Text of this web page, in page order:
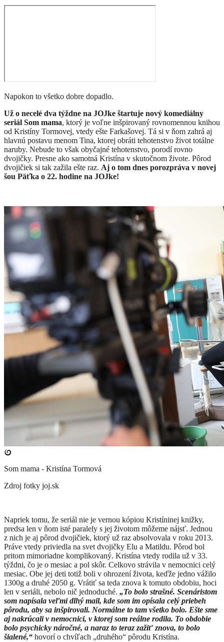
Napokon to všetko dobre dopadlo.
Už o necelé dva týždne na JOJke štartuje nový komediálny
seriál Som mama, ktorý je voľne inšpirovaný rovnomennou knihou
od Kristíny Tormovej, vtedy ešte Farkašovej. Tá si v ňom zahrá aj
hlavnú postavu menom Tina, ktorej obráti tehotenstvo život totálne
naruby. Nebude to však obyčajné tehotenstvo, porodí rovno
dvojičky. Presne ako samotná Kristína v skutočnom živote. Pôrod
dvojičiek si tak zažila ešte raz. Aj o tom dnes porozpráva v novej
šou Päťka o 22. hodine na JOJke!
Som mama - Kristína Tormová
Zdroj fotky joj.sk
Napriek tomu, že seriál nie je vernou kópiou Kristíninej knižky,
predsa len v ňom isté paralely s jej životom môžeme nájsť. Jednou
z nich je aj pôrod dvojičiek, ktorý už raz absolvovala v roku 2013.
Práve vtedy priviedla na svet dvojičky Elu a Matildu. Pôrod bol
pritom mimoriadne komplikovaný. Kristína vtedy rodila už v 33.
týždni, čo je o mesiac a pol skôr. Celkovo strávila v nemocnici celý
mesiac. Obe jej deti totiž boli v ohrození života, keďže jedno vážilo
1300g a druhé 2050 g. Vrátiť sa teda znova k tomuto obdobiu, hoci
len v seriáli, nebolo nič jednoduché. „To bolo strašné. Scenáristom
som napísala veľmi dlhý mail, kde som im opísala celý priebeh
pôrodu, aby sa inšpirovali. Normálne to tam všetko bolo. Ešte sme
aj nakrúcali v nemocnici, v ktorej som reálne rodila. To obdobie
bolo psychicky náročné, a naraz to teraz zažiť znova, to bolo
šialené,“ hovorí o chvíľach „druhého“ pôrodu Kristína.